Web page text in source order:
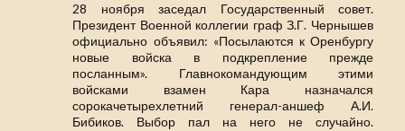
28 ноября заседал Государственный совет.
Президент Военной коллегии граф З.Г. Чернышев
официально объявил: «Посылаются к Оренбургу
новые войска в подкрепление прежде
посланным». Главнокомандующим этими
войсками взамен Кара назначался
сорокачетырехлетний генерал-аншеф А.И.
Бибиков. Выбор пал на него не случайно.